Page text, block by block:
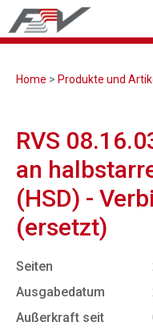
Home > Produkte und
RVS
an
(HSD) -
(ersetzt)
Seiten
Ausgabedatum
Außerkraft seit